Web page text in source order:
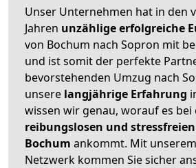
Unser Unternehmen hat in den
Jahren unzählige erfolgreiche
von Bochum nach Sopron mit
und ist somit der perfekte
bevorstehenden Umzug nach
unsere langjährige Erfahrung
wissen wir genau, worauf es bei
reibungslosen und
Bochum ankommt. Mit
Netzwerk kommen Sie sicher